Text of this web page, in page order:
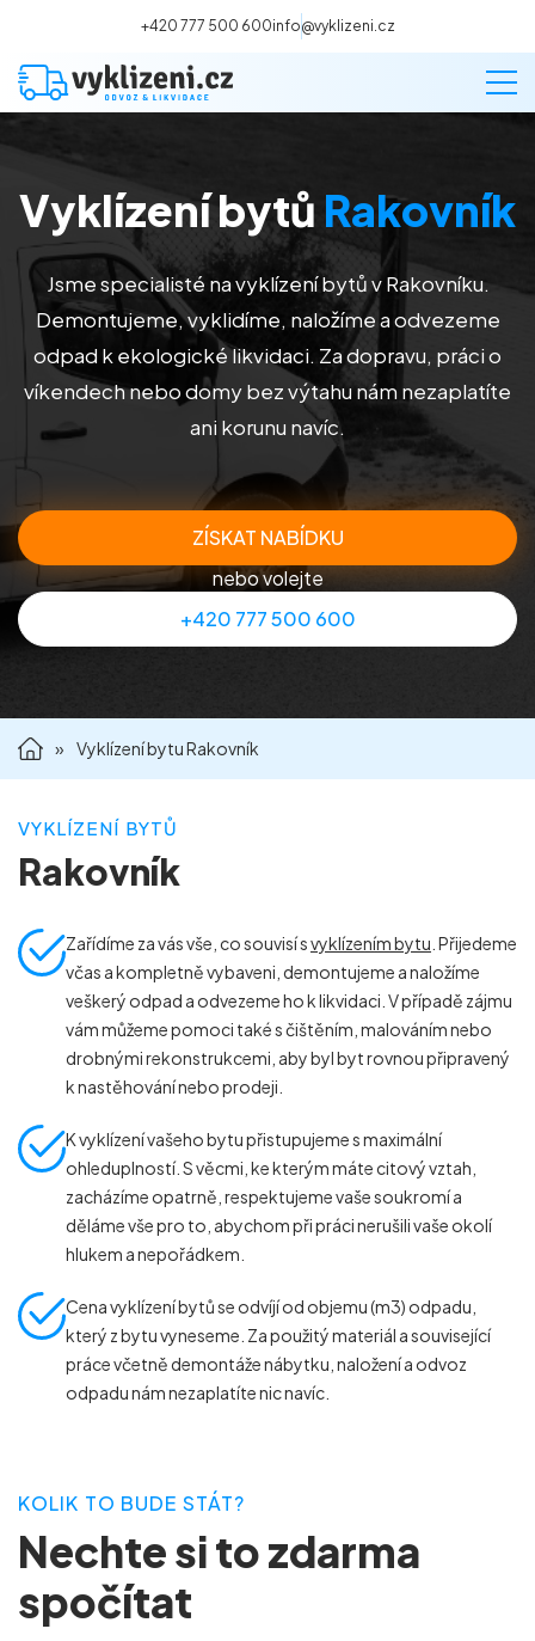
+420 777 500 600info@vyklizeni.cz
Vyklízení
Stěhování
Malování
Deratizace a dezinsekce
Příprava nemovitostí na prodej
Vyklízení bytů Rakovník
Jsme specialisté na vyklízení bytů v Rakovníku.
Demontujeme, vyklidíme, naložíme a odvezeme
odpad k ekologické likvidaci. Za dopravu, práci o
víkendech nebo domy bez výtahu nám nezaplatíte
ani korunu navíc.
ZÍSKAT NABÍDKU
nebo volejte
+420 777 500 600
» Vyklízení bytu Rakovník
VYKLÍZENÍ BYTŮ
Rakovník
Zařídíme za vás vše, co souvisí svyklízením bytu . Přijedeme
včas a kompletně vybaveni, demontujeme a naložíme
veškerý odpad a odvezeme ho k likvidaci. V případě zájmu
vám můžeme pomoci také s čištěním, malováním nebo
drobnými rekonstrukcemi, aby byl byt rovnou připravený
k nastěhování nebo prodeji.
K vyklízení vašeho bytu přistupujeme s maximální
ohleduplností. S věcmi, ke kterým máte citový vztah,
zacházíme opatrně, respektujeme vaše soukromí a
děláme vše pro to, abychom při práci nerušili vaše okolí
hlukem a nepořádkem.
Cena vyklízení bytů se odvíjí od objemu (m3) odpadu,
který z bytu vyneseme. Za použitý materiál a související
práce včetně demontáže nábytku, naložení a odvoz
odpadu nám nezaplatíte nic navíc.
KOLIK TO BUDE STÁT?
Nechte si to zdarma
spočítat